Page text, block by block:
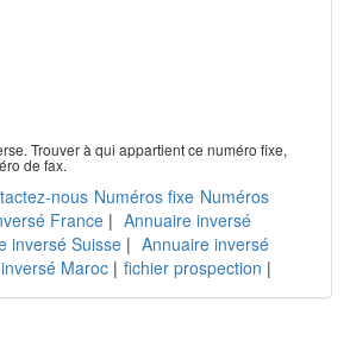
Trouver à qui appartient ce numéro fixe,
de fax.
nous Numéros fixe Numéros
France | Annuaire inversé
inversé Suisse | Annuaire inversé
Maroc | fichier prospection |